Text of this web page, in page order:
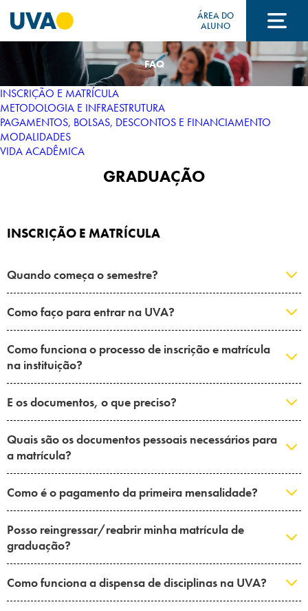
ÁREA DO
ALUNO
CURSOS
FORMAS DE INGRESSO
FINANCIAMENTO E BOLSAS
Atendimento (21) 2574 8888
Conclua sua Matrícula
INSCREVA-SE SOLICITE INFORMAÇÕES
ÁREA DO ALUNO LOGIN
FAQ
INSCRIÇÃO E MATRÍCULA
METODOLOGIA E INFRAESTRUTURA
PAGAMENTOS, BOLSAS, DESCONTOS E FINANCIAMENTO
MODALIDADES
VIDA ACADÊMICA
GRADUAÇÃO
INSCRIÇÃO E MATRÍCULA
Quando começa o semestre?
Como faço para entrar na UVA?
Como funciona o processo de inscrição e matrícula
na instituição?
E os documentos, o que preciso?
Quais são os documentos pessoais necessários para
a matrícula?
Como é o pagamento da primeira mensalidade?
Posso reingressar/reabrir minha matrícula de
graduação?
Como funciona a dispensa de disciplinas na UVA?